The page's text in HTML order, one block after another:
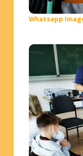
Whatsapp